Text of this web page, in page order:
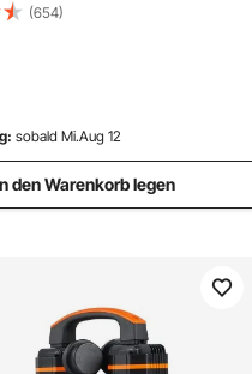
Presse 55-250 mm, 110
Manuelle Lagerpresse
Werkstattpresse für die
Kugelgelenke, U-Gelenke
(654)
sobald Mi.Aug 12
den Warenkorb legen